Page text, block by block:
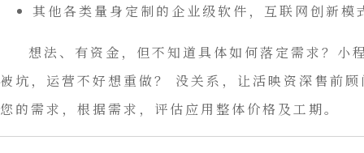
其他各类量身定制的企业级软件，互联网创新
想法、有资金，但不知道具体如何落定需求？小
被坑，运营不好想重做？ 没关系，让活映资深售前
您的需求，根据需求，评估应用整体价格及工期。